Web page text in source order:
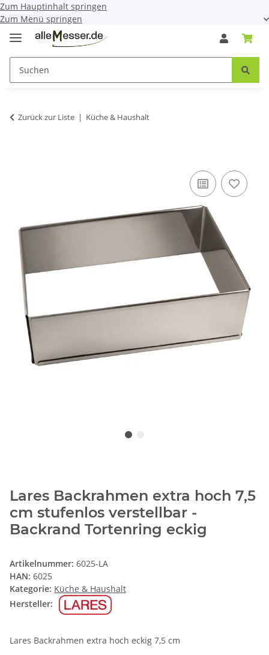
Zum Hauptinhalt springen
Zum Menü springen
Zurück zur Liste Küche & Haushalt
Lares Backrahmen extra hoch 7,5
cm stufenlos verstellbar -
Backrand Tortenring eckig
Artikelnummer: 6025-LA
HAN: 6025
Kategorie: Küche & Haushalt
Hersteller:
Lares Backrahmen extra hoch eckig 7,5 cm